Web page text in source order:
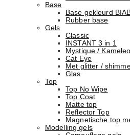
Base
Basе gekleurd
Rubber basе
Gels
Classic
INSTANT 3 in 1
Mystique /
Cat Eye
Met glitter /
Glas
Top
Top No Wipe
Top Coat
Matte top
Reflector Top
Magnetische top
Modelling gels